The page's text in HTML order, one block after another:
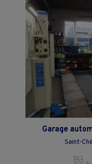
Garage
Saint-